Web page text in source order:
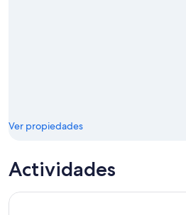
Ver propiedades
Actividades
Entradas a los Estudios Universal